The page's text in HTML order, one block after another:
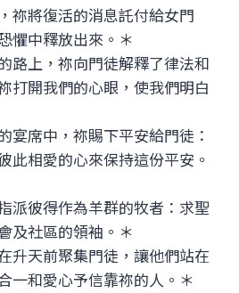
祢將復活的消息託付給女門
懼中釋放出來。＊
路上，祢向門徒解釋了律法和
打開我們的心眼，使我們明白
宴席中，祢賜下平安給門徒：
此相愛的心來保持這份平安。
派彼得作為羊群的牧者：求聖
及社區的領袖。＊
升天前聚集門徒，讓他們站在
一和愛心予信靠祢的人。＊